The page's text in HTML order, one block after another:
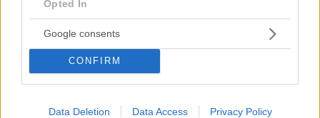
Opted In
Google consents
CONFIRM
Data Deletion Data Access Privacy Policy
09.08.2026, 08:14
Οι «Πράσινες Μπότες»: 30 χρόνια
πίσω έναν από τους νεκρούς του